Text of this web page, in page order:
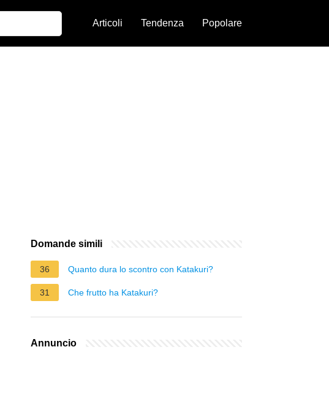
Articoli Tendenza Popolare
Domande simili
36 Quanto dura lo scontro con Katakuri?
31 Che frutto ha Katakuri?
Annuncio